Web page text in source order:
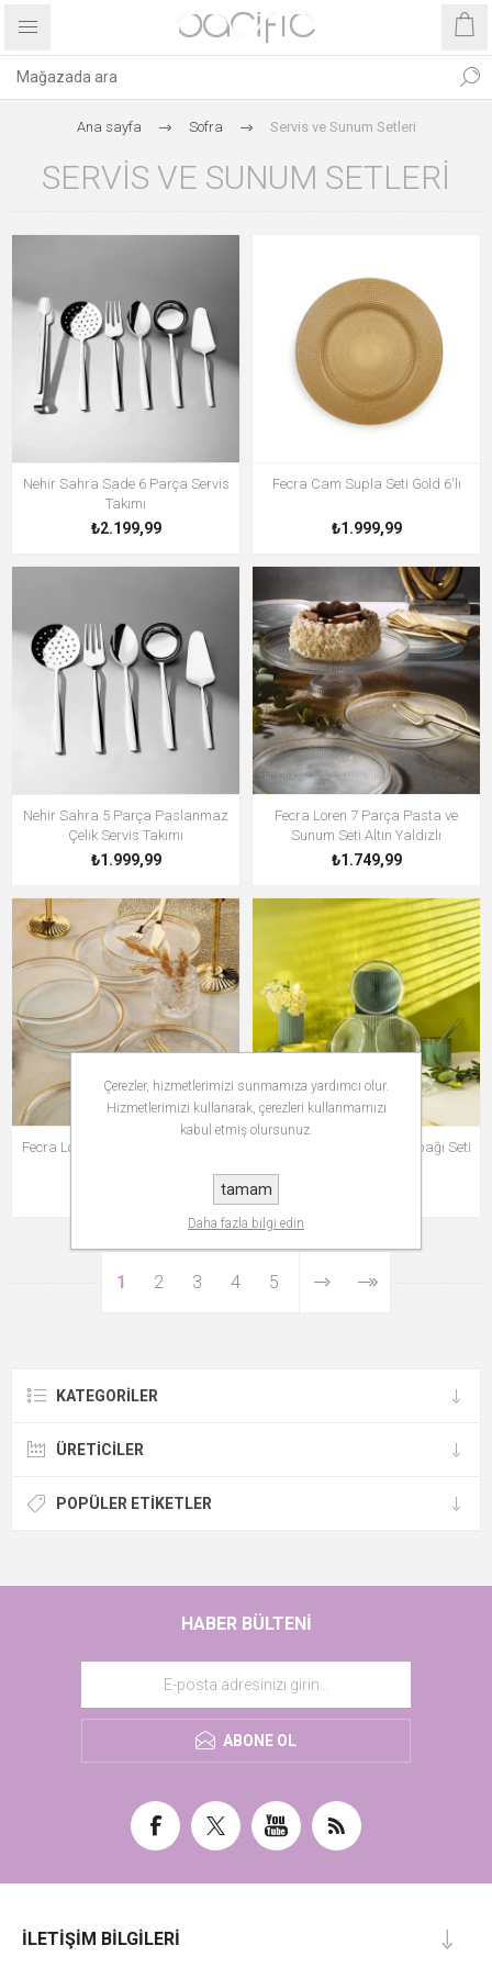
Ana sayfa Sofra Servis ve Sunum Setleri
SERVIS VE SUNUM SETLERI
Nehir Sahra Sade 6 Parça Servis
Takımı
₺2.199,99
Fecra Cam Supla Seti Gold 6'lı
₺1.999,99
Nehir Sahra 5 Parça Paslanmaz
Çelik Servis Takımı
₺1.999,99
Fecra Loren 7 Parça Pasta ve
Sunum Seti Altın Yaldızlı
₺1.749,99
Fecra Loren 6'lı Pasta Tabağı Seti
Fecra Loren 6'lı Pasta Tabağı Seti
1 2 3 4 5
KATEGORILER
ÜRETICILER
POPÜLER ETIKETLER
HABER BÜLTENI
ABONE OL
İLETIŞIM BILGILERI
Çerezler, hizmetlerimizi sunmamıza yardımcı olur.
Hizmetlerimizi kullanarak, çerezleri kullanmamızı
kabul etmiş olursunuz.
tamam
Daha fazla bilgi edin